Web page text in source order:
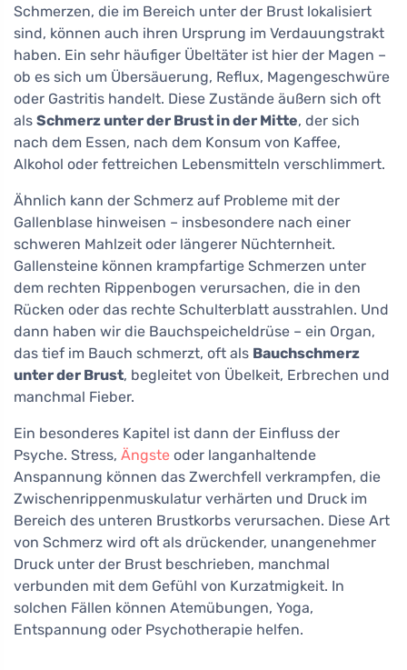
Schmerzen, die im Bereich unter der Brust lokalisiert
sind, können auch ihren Ursprung im Verdauungstrakt
haben. Ein sehr häufiger Übeltäter ist hier der Magen –
ob es sich um Übersäuerung, Reflux, Magengeschwüre
oder Gastritis handelt. Diese Zustände äußern sich oft
als Schmerz unter der Brust in der Mitte, der sich
nach dem Essen, nach dem Konsum von Kaffee,
Alkohol oder fettreichen Lebensmitteln verschlimmert.
Ähnlich kann der Schmerz auf Probleme mit der
Gallenblase hinweisen – insbesondere nach einer
schweren Mahlzeit oder längerer Nüchternheit.
Gallensteine können krampfartige Schmerzen unter
dem rechten Rippenbogen verursachen, die in den
Rücken oder das rechte Schulterblatt ausstrahlen. Und
dann haben wir die Bauchspeicheldrüse – ein Organ,
das tief im Bauch schmerzt, oft als Bauchschmerz
unter der Brust, begleitet von Übelkeit, Erbrechen und
manchmal Fieber.
Ein besonderes Kapitel ist dann der Einfluss der
Psyche. Stress, Ängste oder langanhaltende
Anspannung können das Zwerchfell verkrampfen, die
Zwischenrippenmuskulatur verhärten und Druck im
Bereich des unteren Brustkorbs verursachen. Diese Art
von Schmerz wird oft als drückender, unangenehmer
Druck unter der Brust beschrieben, manchmal
verbunden mit dem Gefühl von Kurzatmigkeit. In
solchen Fällen können Atemübungen, Yoga,
Entspannung oder Psychotherapie helfen.